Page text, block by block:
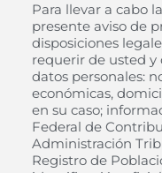
Para llevar a cabo
presente aviso de
disposiciones
requerir de usted y
datos personales:
económicas,
en su caso;
Federal de
Administración
Registro de